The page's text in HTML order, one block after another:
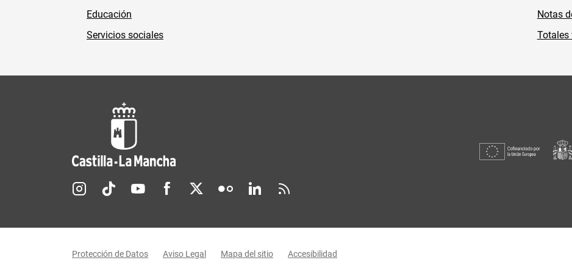
Educación
Servicios sociales
Notas
Totales
Redes sociales JCCM
Protección de Datos Aviso Legal Mapa del sitio Accesibilidad